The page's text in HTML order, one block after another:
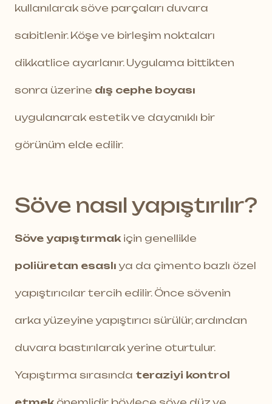
kullanılarak söve parçaları duvara
sabitlenir. Köşe ve birleşim noktaları
dikkatlice ayarlanır. Uygulama bittikten
sonra üzerine dış cephe boyası
uygulanarak estetik ve dayanıklı bir
görünüm elde edilir.
Söve nasıl yapıştırılır?
Söve yapıştırmak için genellikle
poliüretan esaslı ya da çimento bazlı özel
yapıştırıcılar tercih edilir. Önce sövenin
arka yüzeyine yapıştırıcı sürülür, ardından
duvara bastırılarak yerine oturtulur.
Yapıştırma sırasında teraziyi kontrol